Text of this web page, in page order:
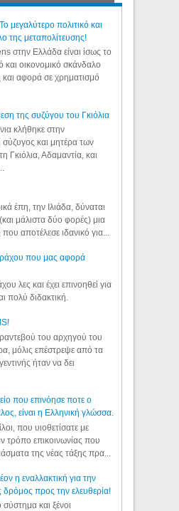
μεγαλύτερο πολιτικό και
της μεταπολίτευσης!
στην Ελλάδα είναι ίσως το
και οικονομικό σκάνδαλο
και αφορά σε χρηματισμό
της συζύγου του Γκιόλια
κλήθηκε στην
σύζυγος και μητέρα των
Γκιόλια, Αδαμαντία, και
έπη, την Ιλιάδα, δύναται
(και μάλιστα δύο φορές) μια
αποτέλεσε ιδανικό για...
που μας αφορά
λες και έχει επινοηθεί για
πολύ διδακτική.
του αρχηγού του
μόλις επέστρεψε από τα
ήταν να δει
που επινόησε ποτε ο
είναι η Ελληνική γλώσσα.
που υιοθετίσατε με
τρόπο επικοινωνίας που
της νέας τάξης πρα...
η εναλλακτική για την
προς την ελευθερία!
και ξένοι